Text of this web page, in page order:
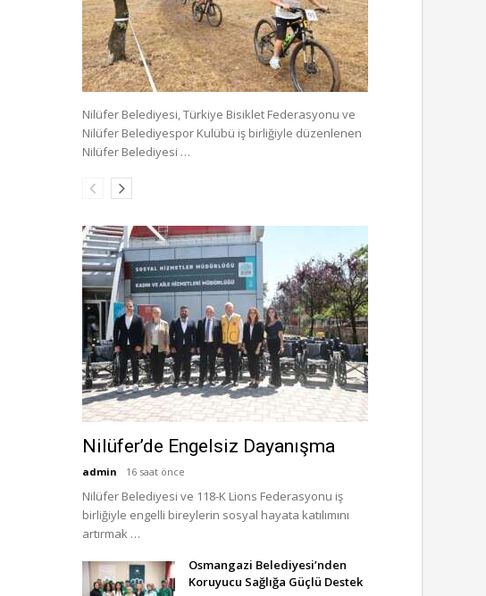
Nilüfer Belediyesi, Türkiye Bisiklet Federasyonu ve
Nilüfer Belediyespor Kulübü iş birliğiyle düzenlenen
Nilüfer Belediyesi …
Nilüfer’de Engelsiz Dayanışma
admin 16 saat önce
Nilüfer Belediyesi ve 118-K Lions Federasyonu iş
birliğiyle engelli bireylerin sosyal hayata katılımını
artırmak …
Osmangazi Belediyesi’nden
Koruyucu Sağlığa Güçlü Destek